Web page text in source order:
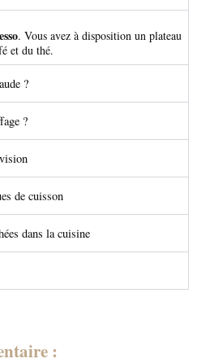
. Vous avez à disposition un plateau
et du thé.
?
?
de cuisson
dans la cuisine
: